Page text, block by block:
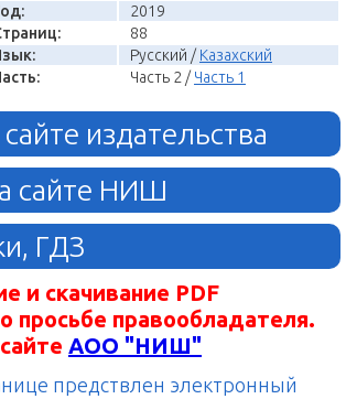
2019
88
Русский / Казахский
Часть 2 / Часть 1
издательства
сайте НИШ
ГДЗ
и скачивание PDF
просьбе правообладателя.
АОО "НИШ"
предствлен электронный